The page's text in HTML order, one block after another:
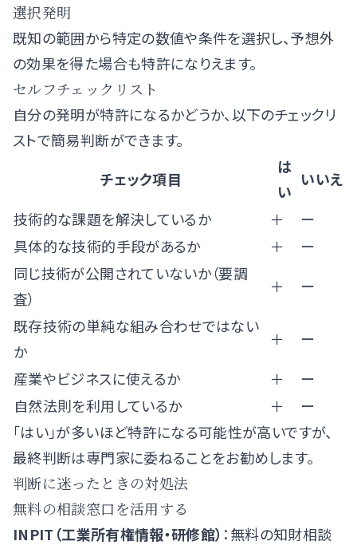
選択発明
既知の範囲から特定の数値や条件を選択し、予想外
の効果を得た場合も特許になりえます。
セルフチェックリスト
自分の発明が特許になるかどうか、以下のチェックリ
ストで簡易判断ができます。
チェック項目
は
い
いいえ
技術的な課題を解決しているか
＋
ー
具体的な技術的手段があるか
＋
ー
同じ技術が公開されていないか（要調
査）
＋
ー
既存技術の単純な組み合わせではない
か
＋
ー
産業やビジネスに使えるか
＋
ー
自然法則を利用しているか
＋
ー
「はい」が多いほど特許になる可能性が高いですが、
最終判断は専門家に委ねることをお勧めします。
判断に迷ったときの対処法
無料の相談窓口を活用する
INPIT（工業所有権情報・研修館） ：無料の知財相談